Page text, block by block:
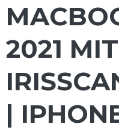
2021 MIT
|